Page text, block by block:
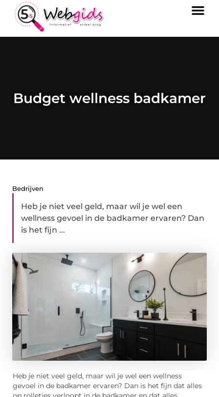
Budget wellness badkamer
Bedrijven
Heb je niet veel geld, maar wil je wel een
wellness gevoel in de badkamer ervaren? Dan
is het fijn ...
Heb je niet veel geld, maar wil je wel een wellness
gevoel in de badkamer ervaren? Dan is het fijn dat alles